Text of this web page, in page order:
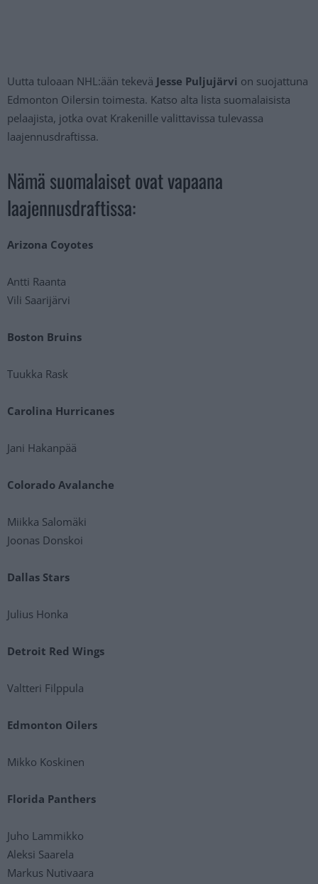
Uutta tuloaan NHL:ään tekevä Jesse Puljujärvi on suojattuna
Edmonton Oilersin toimesta. Katso alta lista suomalaisista
pelaajista, jotka ovat Krakenille valittavissa tulevassa
laajennusdraftissa.
Nämä suomalaiset ovat vapaana
laajennusdraftissa:
Arizona Coyotes
Antti Raanta
Vili Saarijärvi
Boston Bruins
Tuukka Rask
Carolina Hurricanes
Jani Hakanpää
Colorado Avalanche
Miikka Salomäki
Joonas Donskoi
Dallas Stars
Julius Honka
Detroit Red Wings
Valtteri Filppula
Edmonton Oilers
Mikko Koskinen
Florida Panthers
Juho Lammikko
Aleksi Saarela
Markus Nutivaara